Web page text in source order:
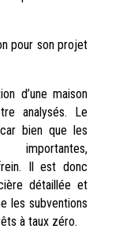
pour son projet
d’une maison
analysés. Le
bien que les
Il est donc
détaillée et
les subventions
à taux zéro.